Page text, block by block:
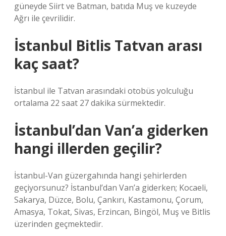
güneyde Siirt ve Batman, batıda Muş ve kuzeyde
Ağrı ile çevrilidir.
İstanbul Bitlis Tatvan arası
kaç saat?
İstanbul ile Tatvan arasındaki otobüs yolculuğu
ortalama 22 saat 27 dakika sürmektedir.
İstanbul’dan Van’a giderken
hangi illerden geçilir?
İstanbul-Van güzergahında hangi şehirlerden
geçiyorsunuz? İstanbul’dan Van’a giderken; Kocaeli,
Sakarya, Düzce, Bolu, Çankırı, Kastamonu, Çorum,
Amasya, Tokat, Sivas, Erzincan, Bingöl, Muş ve Bitlis
üzerinden geçmektedir.